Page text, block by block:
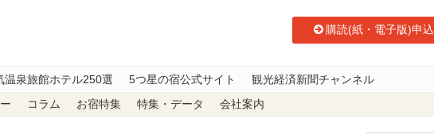
購読(紙・電子版)申込
温泉旅館ホテル250選 5つ星の宿公式サイト 観光経済新聞チャンネル
コラム お宿特集 特集・データ 会社案内